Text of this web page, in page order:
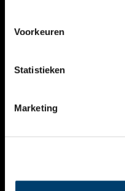
Voorkeuren
Statistieken
Marketing
NIEUWSBRIEF
DISCLAIMER
TOEGANKELIJKHEID